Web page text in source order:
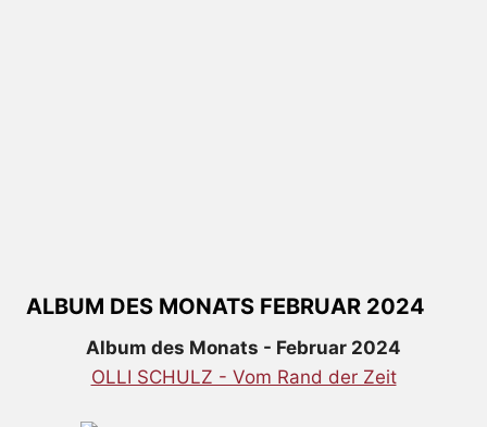
ALBUM DES MONATS FEBRUAR 2024
Album des Monats - Februar 2024
OLLI SCHULZ - Vom Rand der Zeit